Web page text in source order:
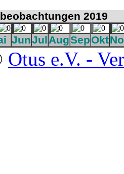
2019
JunJulAugSepOkt
Otus e.V. -